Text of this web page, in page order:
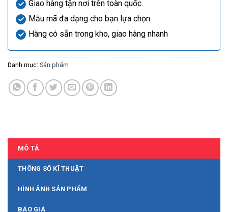
Giao hàng tận nơi trên toàn quốc.
Mẫu mã đa dạng cho bạn lựa chọn
Hàng có sẵn trong kho, giao hàng nhanh
Danh mục: Sản phẩm
MÔ TẢ
THÔNG SỐ KĨ THUẬT
HÌNH ẢNH SẢN PHẨM
BÁO GIÁ